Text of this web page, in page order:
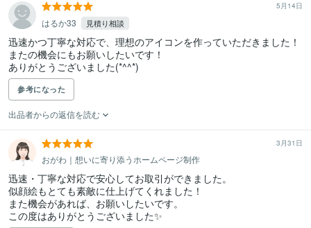
5月14日
はるか33 見積り相談
迅速かつ丁寧な対応で、理想のアイコンを作っていただきました！
またの機会にもお願いしたいです！
ありがとうございました(*^^*)
参考になった
出品者からの返信を読む
3月31日
おがわ｜想いに寄り添うホームページ制作
迅速・丁寧な対応で安心してお取引ができました。
似顔絵もとても素敵に仕上げてくれました！
また機会があれば、お願いしたいです。
この度はありがとうございました✨